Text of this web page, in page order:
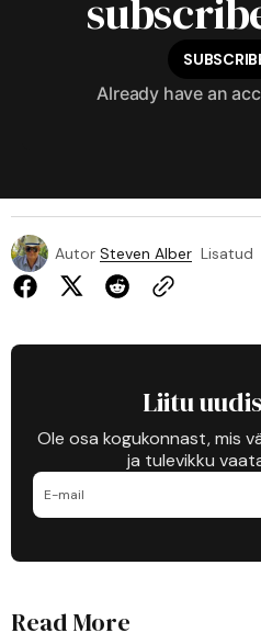
Already have an
Autor Steven Alber Lisatud
Liitu
Ole osa kogukonnast, mis
ja tulevikku
Read More